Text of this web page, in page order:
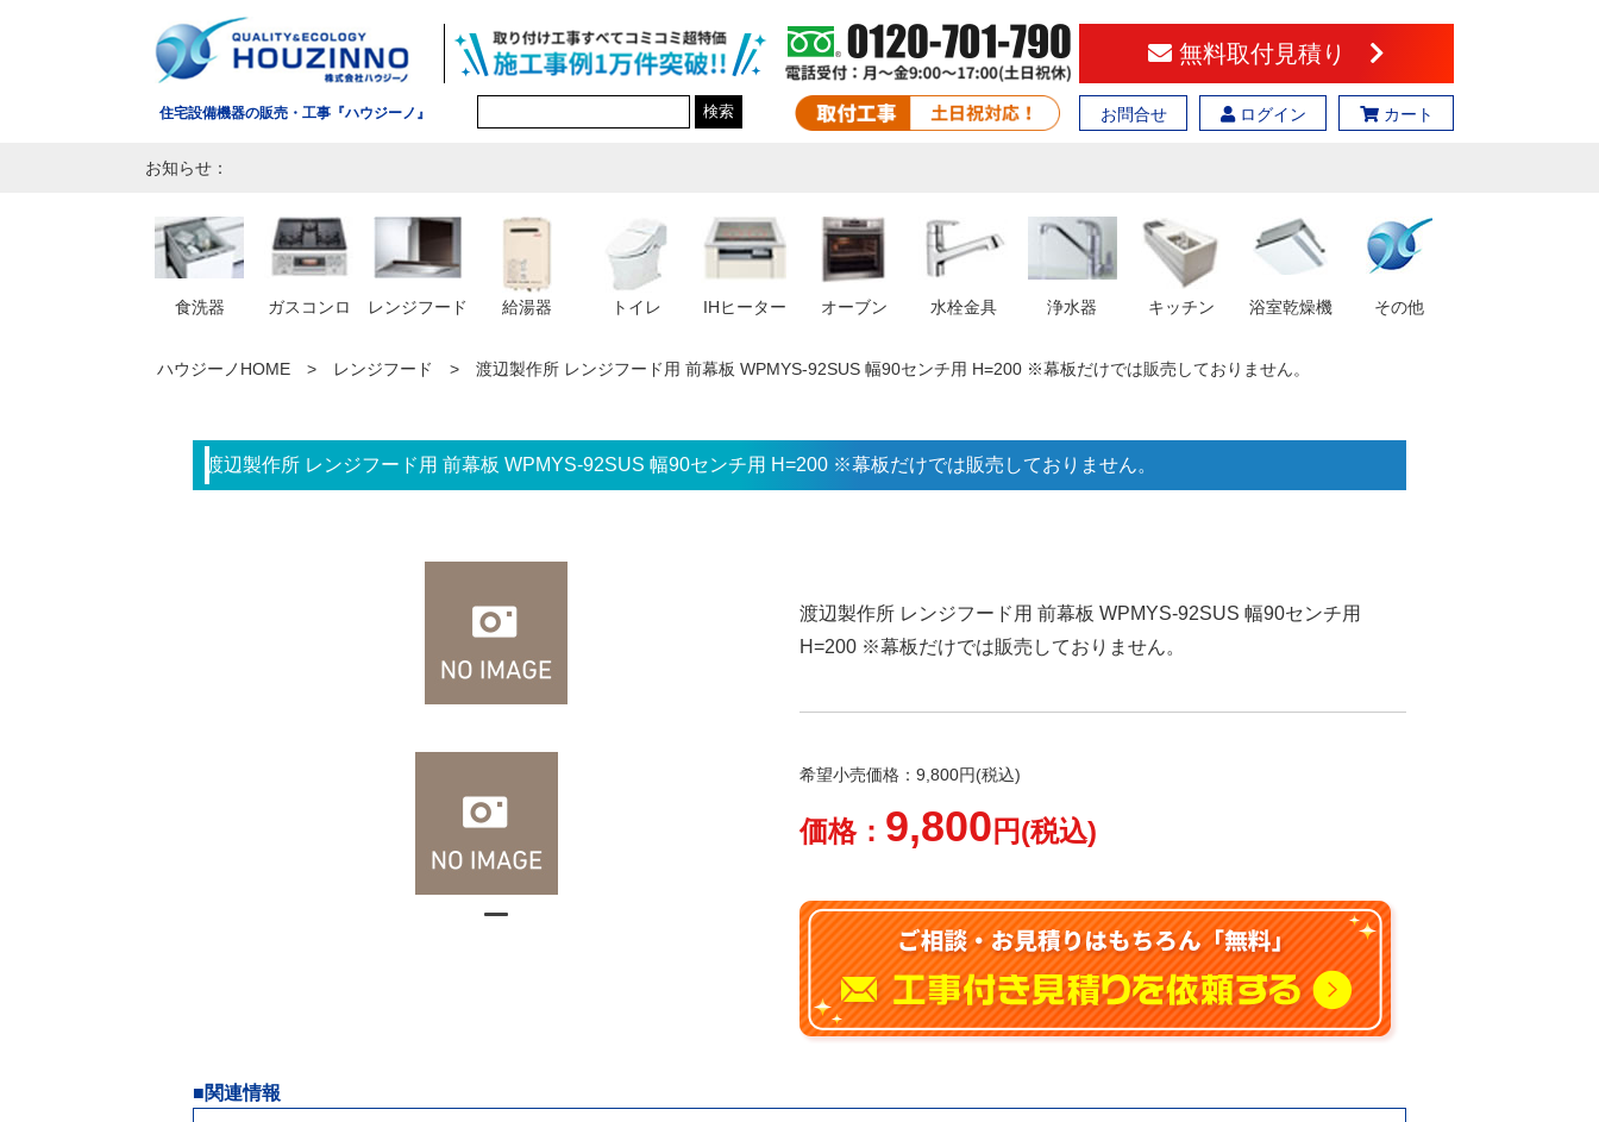
住宅設備機器の販売・工事『ハウジーノ』 検索
無料取付見積り
お問合せ ログイン カート
お知らせ：
食洗器 ガスコンロ レンジフード 給湯器 トイレ IHヒーター オーブン 水栓金具 浄水器 キッチン 浴室乾燥機 その他
ハウジーノHOME レンジフード 渡辺製作所 レンジフード用 前幕板 WPMYS-92SUS 幅90センチ用 H=200 ※幕板だけでは販売しておりません。
渡辺製作所 レンジフード用 前幕板 WPMYS-92SUS 幅90センチ用 H=200 ※幕板だけでは販売しておりません。
渡辺製作所 レンジフード用 前幕板 WPMYS-92SUS 幅90センチ用
H=200 ※幕板だけでは販売しておりません。
希望小売価格：9,800円(税込)
価格： 9,800 円(税込)
■関連情報